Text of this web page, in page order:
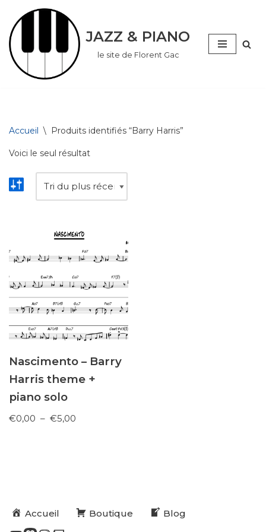
Aller
au
contenu
JAZZ & PIANO
le site de Florent Gac
Accueil \ Produits identifiés “Barry Harris”
Voici le seul résultat
Nascimento – Barry
Harris theme +
piano solo
€0,00 – €5,00
Accueil Boutique Blog